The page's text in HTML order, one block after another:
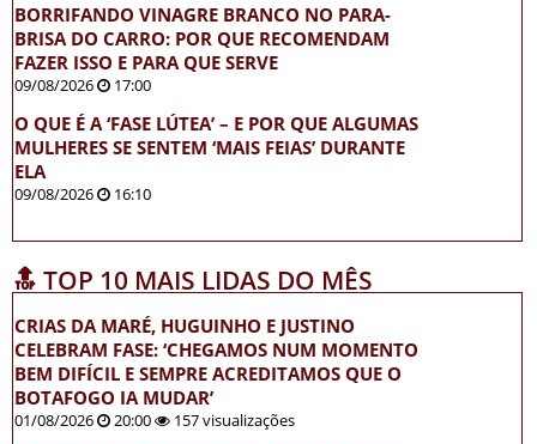
BORRIFANDO VINAGRE BRANCO NO PARA-
BRISA DO CARRO: POR QUE RECOMENDAM
FAZER ISSO E PARA QUE SERVE
09/08/2026 17:00
O QUE É A ‘FASE LÚTEA’ – E POR QUE ALGUMAS
MULHERES SE SENTEM ‘MAIS FEIAS’ DURANTE
ELA
09/08/2026 16:10
🔝 TOP 10 MAIS LIDAS DO MÊS
CRIAS DA MARÉ, HUGUINHO E JUSTINO
CELEBRAM FASE: ‘CHEGAMOS NUM MOMENTO
BEM DIFÍCIL E SEMPRE ACREDITAMOS QUE O
BOTAFOGO IA MUDAR’
01/08/2026 20:00 157 visualizações